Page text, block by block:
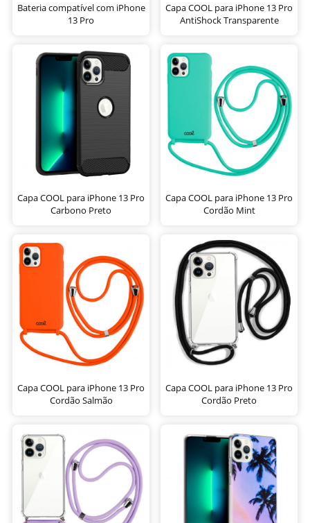
Bateria compatível com iPhone
13 Pro
Capa COOL para iPhone 13 Pro
AntiShock Transparente
Capa COOL para iPhone 13 Pro
Carbono Preto
Capa COOL para iPhone 13 Pro
Cordão Mint
Capa COOL para iPhone 13 Pro
Cordão Salmão
Capa COOL para iPhone 13 Pro
Cordão Preto